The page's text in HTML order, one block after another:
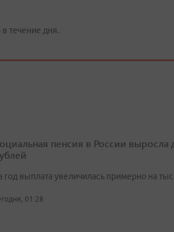
течение дня.
пенсия в России выросла
год выплата увеличилась примерно на
01:28